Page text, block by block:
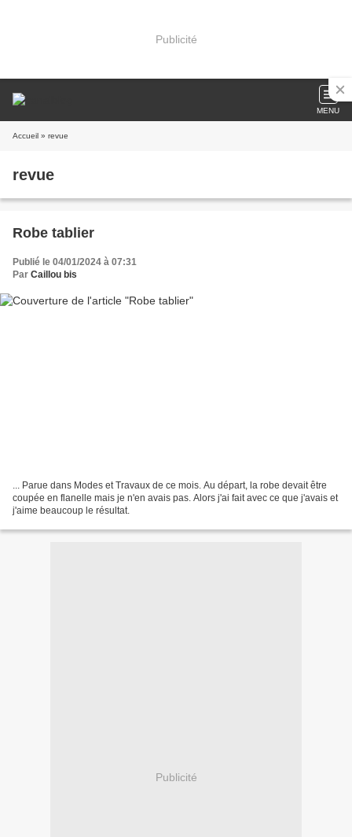
Publicité
MENU
Accueil » revue
revue
Robe tablier
Publié le 04/01/2024 à 07:31
Par Caillou bis
... Parue dans Modes et Travaux de ce mois. Au départ, la robe devait être
coupée en flanelle mais je n'en avais pas. Alors j'ai fait avec ce que j'avais et
j'aime beaucoup le résultat.
Publicité